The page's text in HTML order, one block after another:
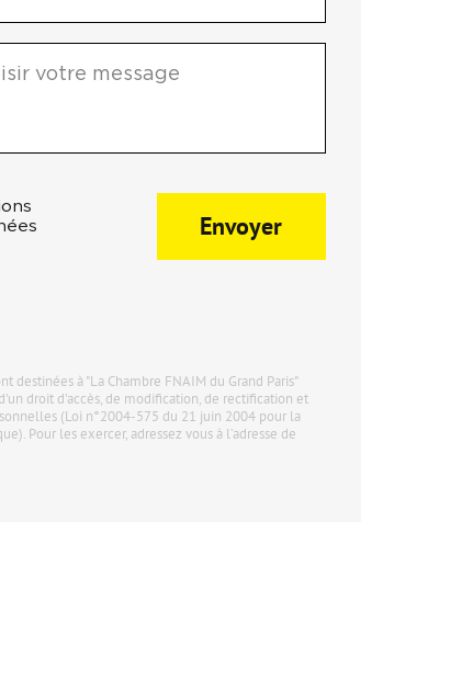
Envoyer
destinées à "La Chambre FNAIM du Grand Paris"
droit d'accès, de modification, de rectification et
(Loi n°2004-575 du 21 juin 2004 pour la
Pour les exercer, adressez vous à l’adresse de